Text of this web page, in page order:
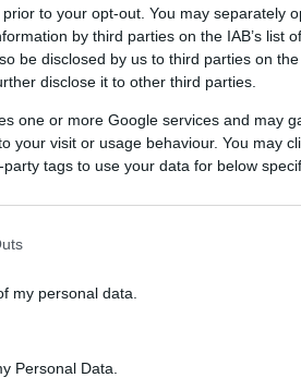
to your opt-out. You may separately
by third parties on the IAB’s list
be disclosed by us to third parties on the
disclose it to other third parties.
one or more Google services and may
your visit or usage behaviour. You may
tags to use your data for below
my personal data.
Personal Data.
i placeným funkcím na
je součástí komunity SC
Langd.se,
pro